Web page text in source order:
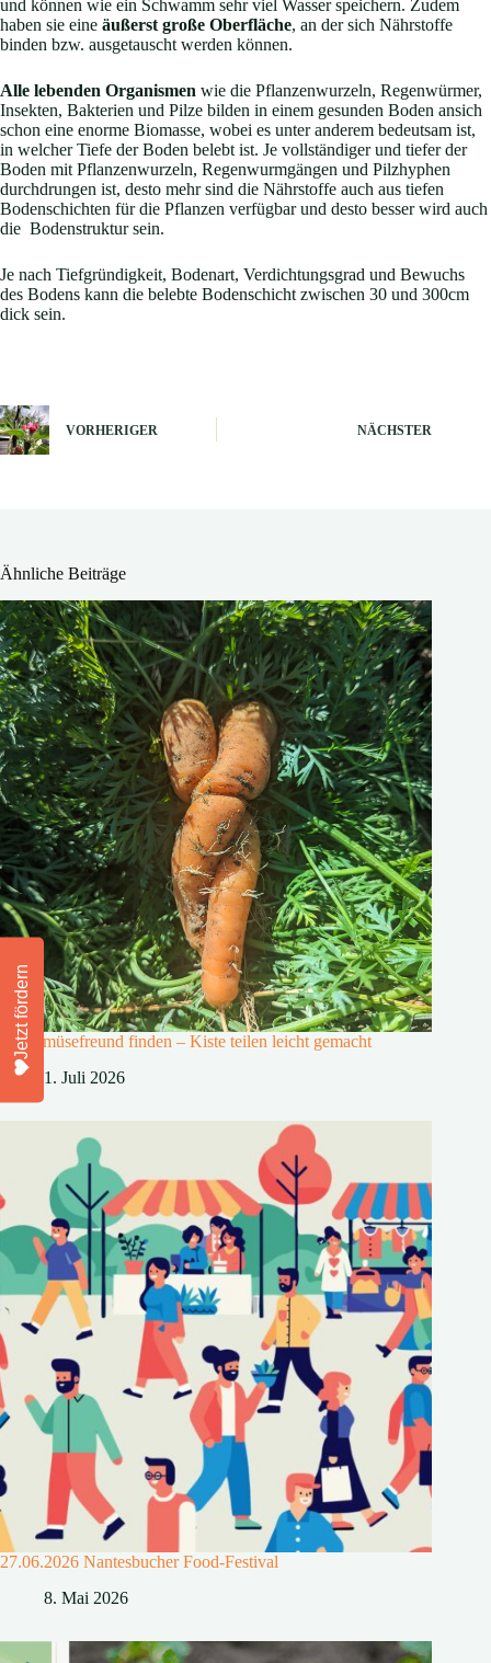
und können wie ein Schwamm sehr viel Wasser speichern. Zudem
haben sie eine äußerst große Oberfläche, an der sich Nährstoffe
binden bzw. ausgetauscht werden können.
Alle lebenden Organismen wie die Pflanzenwurzeln, Regenwürmer,
Insekten, Bakterien und Pilze bilden in einem gesunden Boden ansich
schon eine enorme Biomasse, wobei es unter anderem bedeutsam ist,
in welcher Tiefe der Boden belebt ist. Je vollständiger und tiefer der
Boden mit Pflanzenwurzeln, Regenwurmgängen und Pilzhyphen
durchdrungen ist, desto mehr sind die Nährstoffe auch aus tiefen
Bodenschichten für die Pflanzen verfügbar und desto besser wird auch
die Bodenstruktur sein.
Je nach Tiefgründigkeit, Bodenart, Verdichtungsgrad und Bewuchs
des Bodens kann die belebte Bodenschicht zwischen 30 und 300cm
dick sein.
VORHERIGER NÄCHSTER
Ähnliche Beiträge
🥕 Gemüsefreund finden – Kiste teilen leicht gemacht
1. Juli 2026
27.06.2026 Nantesbucher Food-Festival
8. Mai 2026
Jetzt fördern